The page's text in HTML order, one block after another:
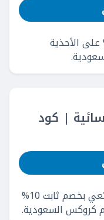
أكثر أناقة، ووفر 10% على الأحذية
| كود
دللي نفسك بأجمل الأحذية، واستمتعي بخصم ثابت 10%
كروكس السعودية.